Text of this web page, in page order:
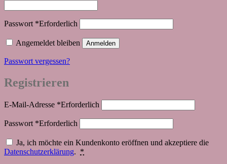
Passwort *Erforderlich
Angemeldet bleiben Anmelden
Passwort vergessen?
Registrieren
E-Mail-Adresse *Erforderlich
Passwort *Erforderlich
Ja, ich möchte ein Kundenkonto eröffnen und akzeptiere die
Datenschutzerklärung. *